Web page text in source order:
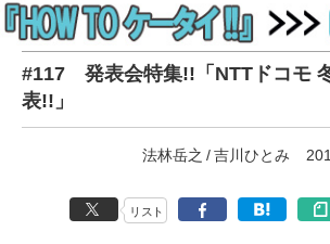
#117 発表会特集!!「NTTドコモ
表!!」
法林岳之 吉川ひとみ
リスト